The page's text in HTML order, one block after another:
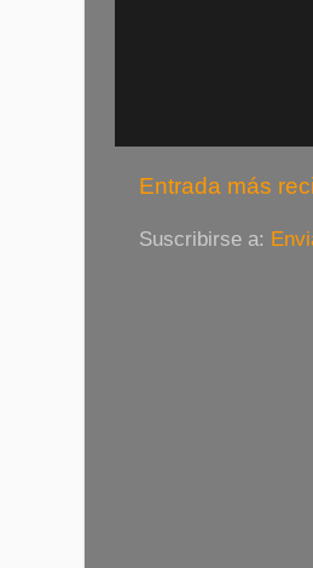
Entrada más
Suscribirse a: